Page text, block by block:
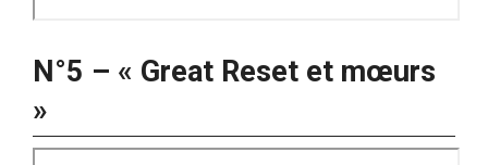
N°5 – « Great Reset et mœurs
»